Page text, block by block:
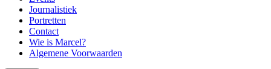
Journalistiek
Portretten
Contact
Wie is Marcel?
Algemene Voorwaarden